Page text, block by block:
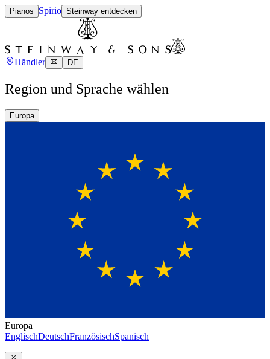
Pianos Spirio Steinway entdecken
Händler DE
Region und Sprache wählen
Europa
Europa
EnglischDeutschFranzösischSpanisch